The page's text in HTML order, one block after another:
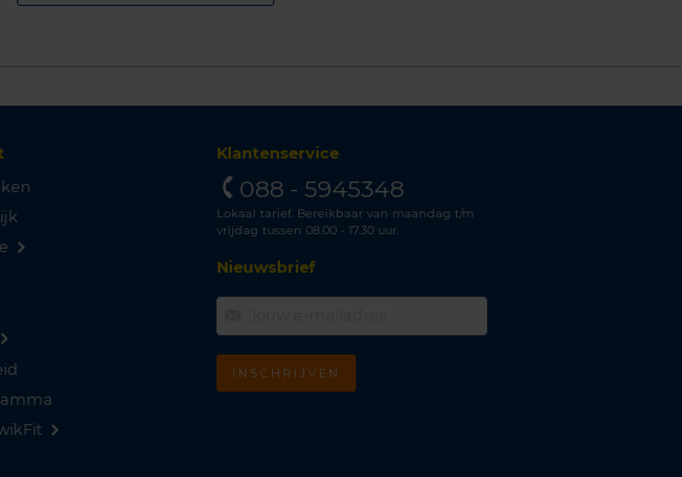
Klantenservice
088 - 5945348
Lokaal tarief. Bereikbaar van maandag t/m
vrijdag tussen 08.00 - 17.30 uur.
Nieuwsbrief
INSCHRIJVEN